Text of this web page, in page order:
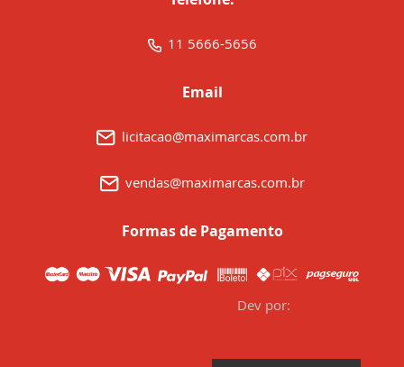
11 5666-5656
Email
licitacao@maximarcas.com.br
vendas@maximarcas.com.br
Formas de Pagamento
Dev por: